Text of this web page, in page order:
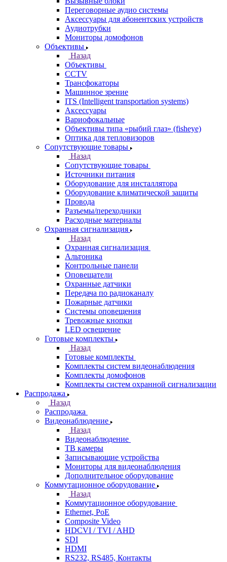
Переговорные аудио системы
Аксессуары для абонентских устройств
Аудиотрубки
Мониторы домофонов
Объективы
Назад
Объективы
CCTV
Трансфокаторы
Машинное зрение
ITS (Intelligent transportation systems)
Аксессуары
Вариофокальные
Объективы типа «рыбий глаз» (fisheye)
Оптика для тепловизоров
Сопутствующие товары
Назад
Сопутствующие товары
Источники питания
Оборудование для инсталлятора
Оборудование климатической защиты
Провода
Разъемы/переходники
Расходные материалы
Охранная сигнализация
Назад
Охранная сигнализация
Альтоника
Контрольные панели
Оповещатели
Охранные датчики
Передача по радиоканалу
Пожарные датчики
Системы оповещения
Тревожные кнопки
LED освещение
Готовые комплекты
Назад
Готовые комплекты
Комплекты систем видеонаблюдения
Комплекты домофонов
Комплекты систем охранной сигнализации
Распродажа
Назад
Распродажа
Видеонаблюдение
Назад
Видеонаблюдение
ТВ камеры
Записывающие устройства
Мониторы для видеонаблюдения
Дополнительное оборудование
Коммутационное оборудование
Назад
Коммутационное оборудование
Ethernet, PoE
Composite Video
HDCVI / TVI / AHD
SDI
HDMI
RS232, RS485, Контакты